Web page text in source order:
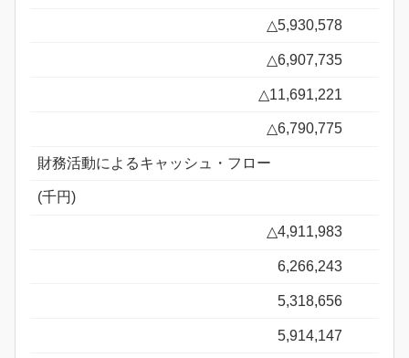
△5,930,578
△6,907,735
△11,691,221
△6,790,775
財務活動によるキャッシュ・フロー
(千円)
△4,911,983
6,266,243
5,318,656
5,914,147